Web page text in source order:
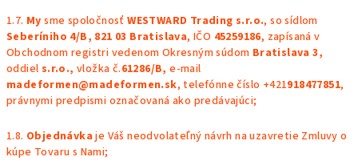
1.7. My sme spoločnosťWESTWARD Trading s.r.o., so sídlom
Seberíniho 4/B, 821 03 Bratislava, IČO 45259186, zapísaná v
Obchodnom registri vedenom Okresným súdom Bratislava 3,
oddiel s.r.o.,vložka č.61286/B, e-mail
madeformen@madeformen.sk, telefónne číslo +421918477851,
právnymi predpismi označovaná ako predávajúci;
1.8. Objednávkaje Váš neodvolateľný návrh na uzavretie Zmluvy o
kúpe Tovaru s Nami;